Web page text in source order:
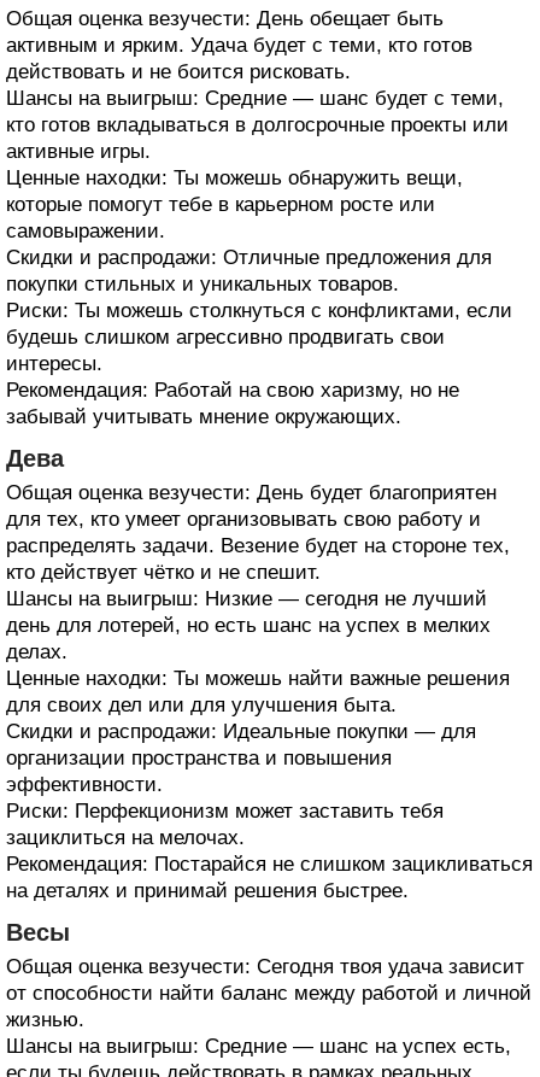
Общая оценка везучести: День обещает быть
активным и ярким. Удача будет с теми, кто готов
действовать и не боится рисковать.
Шансы на выигрыш: Средние — шанс будет с теми,
кто готов вкладываться в долгосрочные проекты или
активные игры.
Ценные находки: Ты можешь обнаружить вещи,
которые помогут тебе в карьерном росте или
самовыражении.
Скидки и распродажи: Отличные предложения для
покупки стильных и уникальных товаров.
Риски: Ты можешь столкнуться с конфликтами, если
будешь слишком агрессивно продвигать свои
интересы.
Рекомендация: Работай на свою харизму, но не
забывай учитывать мнение окружающих.
Дева
Общая оценка везучести: День будет благоприятен
для тех, кто умеет организовывать свою работу и
распределять задачи. Везение будет на стороне тех,
кто действует чётко и не спешит.
Шансы на выигрыш: Низкие — сегодня не лучший
день для лотерей, но есть шанс на успех в мелких
делах.
Ценные находки: Ты можешь найти важные решения
для своих дел или для улучшения быта.
Скидки и распродажи: Идеальные покупки — для
организации пространства и повышения
эффективности.
Риски: Перфекционизм может заставить тебя
зациклиться на мелочах.
Рекомендация: Постарайся не слишком зацикливаться
на деталях и принимай решения быстрее.
Весы
Общая оценка везучести: Сегодня твоя удача зависит
от способности найти баланс между работой и личной
жизнью.
Шансы на выигрыш: Средние — шанс на успех есть,